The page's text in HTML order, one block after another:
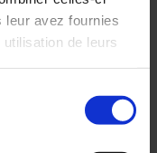
leur avez fournies
de leurs
notre
politique de